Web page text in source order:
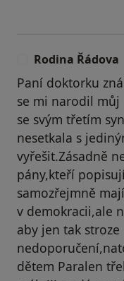
Rodina Řádova
Paní doktorku
se mi narodil můj
se svým třetím
nesetkala s
vyřešit.Zásadně
pány,kteří
samozřejmně
v demokracii,ale
aby jen tak
dětem Paralen